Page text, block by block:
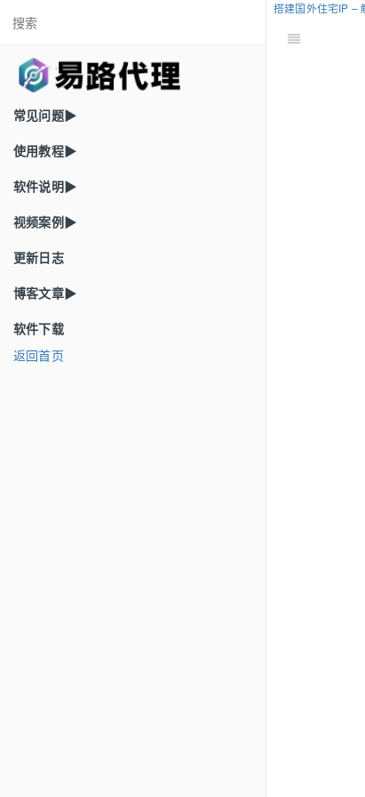
常见问题▶
使用教程▶
软件说明▶
视频案例▶
更新日志
博客文章▶
软件下载
返回首页
搭建国外住宅IP –